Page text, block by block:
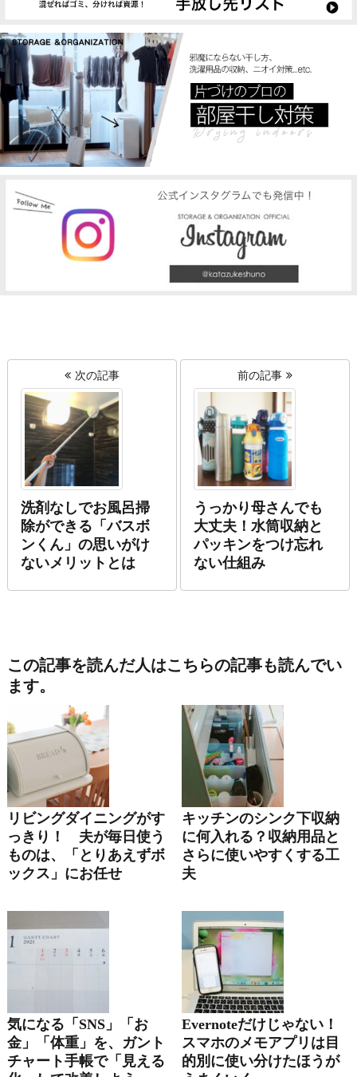
次の記事
洗剤なしでお風呂掃
除ができる「バスボ
ンくん」の思いがけ
ないメリットとは
前の記事
うっかり母さんでも
大丈夫！水筒収納と
パッキンをつけ忘れ
ない仕組み
この記事を読んだ人はこちらの記事も読んでい
ます。
リビングダイニングがす
っきり！ 夫が毎日使う
ものは、「とりあえずボ
ックス」にお任せ
キッチンのシンク下収納
に何入れる？収納用品と
さらに使いやすくする工
夫
気になる「SNS」「お
金」「体重」を、ガント
チャート手帳で「見える
Evernoteだけじゃない！
スマホのメモアプリは目
的別に使い分けたほうが